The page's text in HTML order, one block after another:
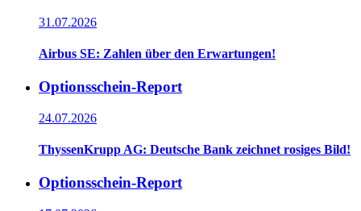
31.07.2026
Airbus SE: Zahlen über den Erwartungen!
Optionsschein-Report
24.07.2026
ThyssenKrupp AG: Deutsche Bank zeichnet rosiges Bild!
Optionsschein-Report